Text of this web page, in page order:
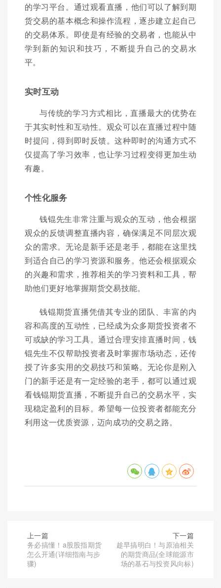
的学习平台。通过观看直播，他们可以了解到期
货交易的基本概念和操作流程，逐步建立起自己
的交易体系。即使是有经验的交易者，也能从中
学到新的知识和技巧，不断提升自己的交易水
平。
实时互动
与传统的学习方式相比，直播最大的优势在
于其实时性和互动性。观众可以在直播过程中随
时提问，得到即时反馈。这种即时的沟通方式不
仅提高了学习效率，也让学习过程变得更加生动
有趣。
个性化服务
钱锟先生非常注重与观众的互动，他会根据
观众的反馈调整直播内容，确保满足不同层次观
众的需求。无论是新手还是老手，都能在这里找
到适合自己的学习资源和服务。他还会根据观众
的兴趣和需求，推荐相关的学习资料和工具，帮
助他们更好地掌握期货交易技能。
钱锟期货直播凭借其专业的团队、丰富的内
容和高度的互动性，已经成为众多期货投资者不
可或缺的学习工具。通过合理安排直播时间，钱
锟先生不仅帮助投资者及时掌握市场动态，还传
授了许多实用的交易技巧和策略。无论你是刚入
门的新手还是有一定经验的老手，都可以通过观
看钱锟期货直播，不断提升自己的交易水平，实
现稳定盈利的目标。希望每一位投资者都能充分
利用这一优质资源，迈向成功的交易之路。
上一篇
务必搞懂！a股股指期货
怎么开通(详细指南与步
骤)
下一篇
趁早搞明白！与原油相关
的期货商品(全球能源市
场的基石与投资风向标)